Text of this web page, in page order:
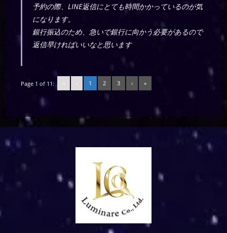
予約の際、LINE返信にとても時間かかっているのが気
になります。
銀行振込のため、急いで銀行に向かう必要があるので
返信早ければいいなと思います
Page 1 of 11: « ‹ 1 2 3 › »